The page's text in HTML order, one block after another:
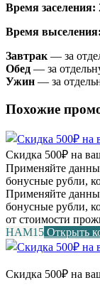
Время заселения:
Время выселения:
Завтрак — за
Обед — за
Ужин — за
Похожие
Скидка 500₽ на
Применяйте
бонусные рубли,
Применяйте
бонусные рубли,
от стоимости
НАМ15 Открыть
Скидка 500₽ на